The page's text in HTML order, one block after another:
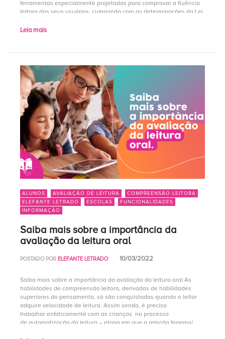
ferramentas especialmente projetadas para comprovar a fluência
leitora dos seus usuários, cumprindo com as determinações da Lei
Leia mais
ALUNOS AVALIAÇÃO DE LEITURA
COMPREENSÃO LEITORA
ELEFANTE LETRADO
ESCOLAS
FUNCIONALIDADES
INFORMAÇÃO
Saiba mais sobre a importância da
avaliação da leitura oral
POSTADO POR ELEFANTE LETRADO 10/03/2022
Saiba mais sobre a importância da avaliação da leitura oral As
habilidades de compreensão leitora, derivadas de habilidades
superiores do pensamento, só são conquistadas quando o leitor
adquire velocidade de leitura. Assim sendo, é preciso
trabalhar enfaticamente com as crianças no processo
de automatização da leitura – etapa em que a relação fonema/